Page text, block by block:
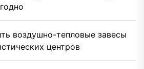
воздушно-тепловые завесы
центров